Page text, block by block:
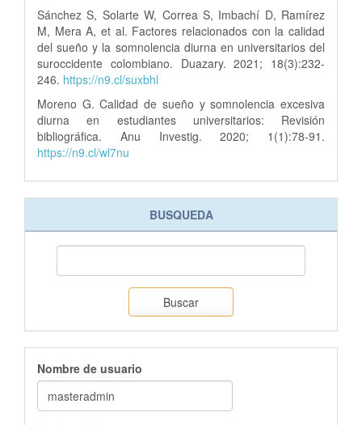
Sánchez S, Solarte W, Correa S, Imbachí D, Ramírez
M, Mera A, et al. Factores relacionados con la calidad
del sueño y la somnolencia diurna en universitarios del
suroccidente colombiano. Duazary. 2021; 18(3):232-
246. https://n9.cl/suxbhl
Moreno G. Calidad de sueño y somnolencia excesiva
diurna en estudiantes universitarios: Revisión
bibliográfica. Anu Investig. 2020; 1(1):78-91.
https://n9.cl/wl7nu
BUSQUEDA
Buscar
Nombre de usuario